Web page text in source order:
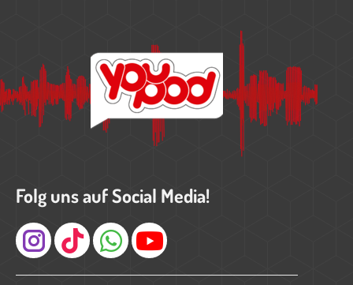
Folg uns auf Social Media!
Instagram